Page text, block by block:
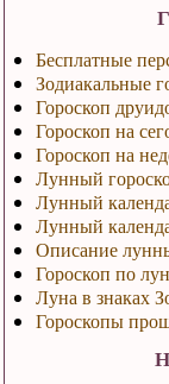
Бесплатные
Зодиакальные
Гороскоп
Гороскоп на
Гороскоп на
Лунный
Лунный
Лунный
Описание
Гороскоп по
Луна в знаках
Гороскопы